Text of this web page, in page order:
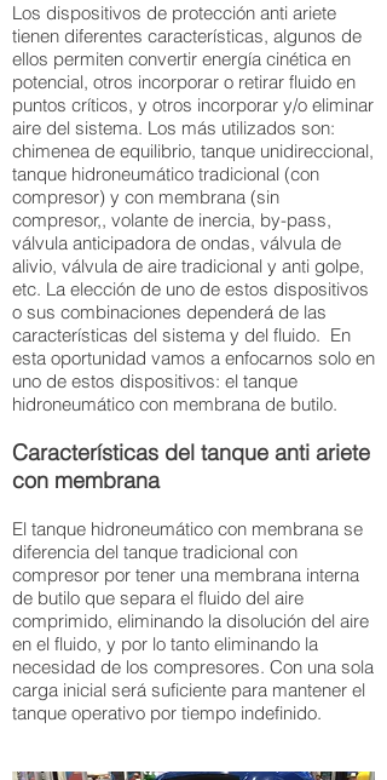
Los dispositivos de protección anti ariete
tienen diferentes características, algunos de
ellos permiten convertir energía cinética en
potencial, otros incorporar o retirar fluido en
puntos críticos, y otros incorporar y/o eliminar
aire del sistema. Los más utilizados son:
chimenea de equilibrio, tanque unidireccional,
tanque hidroneumático tradicional (con
compresor) y con membrana (sin
compresor,, volante de inercia, by-pass,
válvula anticipadora de ondas, válvula de
alivio, válvula de aire tradicional y anti golpe,
etc. La elección de uno de estos dispositivos
o sus combinaciones dependerá de las
características del sistema y del fluido. En
esta oportunidad vamos a enfocarnos solo en
uno de estos dispositivos: el tanque
hidroneumático con membrana de butilo.
Características del tanque anti ariete
con membrana
El tanque hidroneumático con membrana se
diferencia del tanque tradicional con
compresor por tener una membrana interna
de butilo que separa el fluido del aire
comprimido, eliminando la disolución del aire
en el fluido, y por lo tanto eliminando la
necesidad de los compresores. Con una sola
carga inicial será suficiente para mantener el
tanque operativo por tiempo indefinido.